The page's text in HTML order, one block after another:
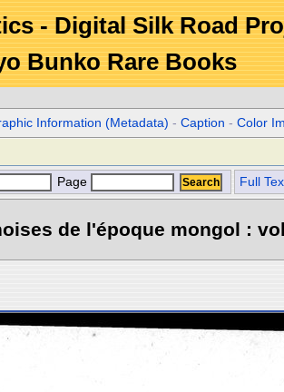
- Digital Silk Road
Bunko Rare Books
Information (Metadata) -Caption -Color
Page Full
de l'époque mongol :